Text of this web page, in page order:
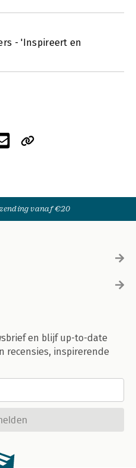
- 'Inspireert en
vanaf €20
en blijf up-to-date
recensies, inspirerende